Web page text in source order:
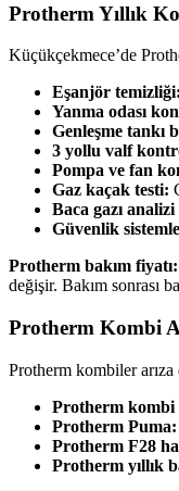
Protherm Yıllık
Küçükçekmece’de
Eşanjör temizliği:
Yanma odası
Genleşme tankı
3 yollu valf
Pompa ve fan
Gaz kaçak testi:
Baca gazı
Güvenlik
Protherm bakım fiyatı:
değişir. Bakım sonrası
Protherm Kombi
Protherm kombiler
Protherm kombi
Protherm Puma:
Protherm F28
Protherm yıllık